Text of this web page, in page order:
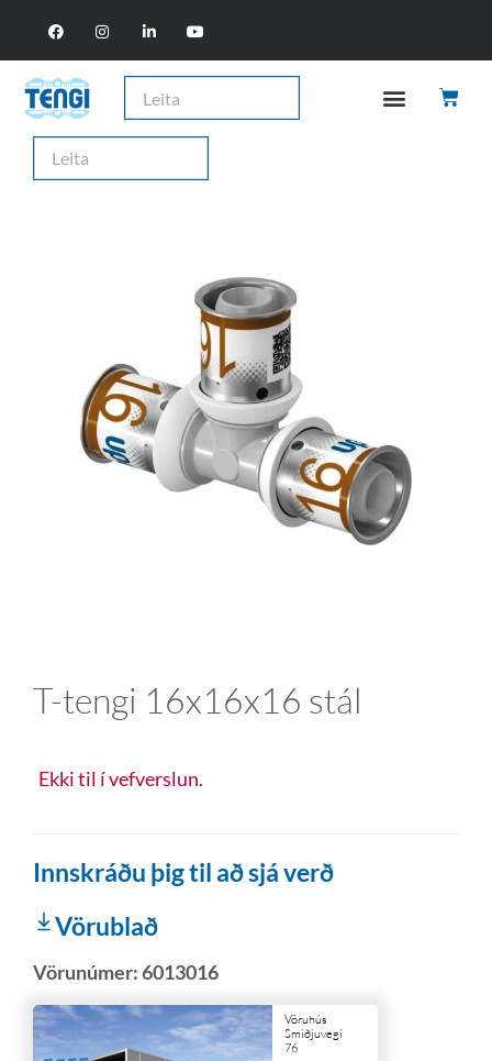
T-tengi 16x16x16 stál
Ekki til í vefverslun.
Innskráðu þig til að sjá verð
Vörublað
Vörunúmer:6013016
Vöruhús
Smiðjuvegi
76